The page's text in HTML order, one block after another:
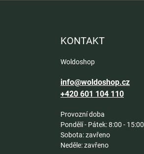
KONTAKT
Woldoshop
info@woldoshop.cz
+420 601 104 110
Provozní doba
Pondělí - Pátek: 8:00 - 15:00
Sobota: zavřeno
Neděle: zavřeno